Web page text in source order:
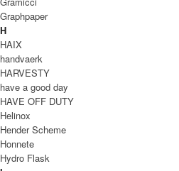
Dulcamara（ドゥルカマラ） より、『グリ
同ブランド初となるボーダーカットソー
ーラインをグリッチ(意図的な不具合)を起
に仕上がっています。
Graphpaper
H
HAIX
handvaerk
HARVESTY
have a good day
HAVE OFF DUTY
Helinox
Hender Scheme
Honnete
Hydro Flask